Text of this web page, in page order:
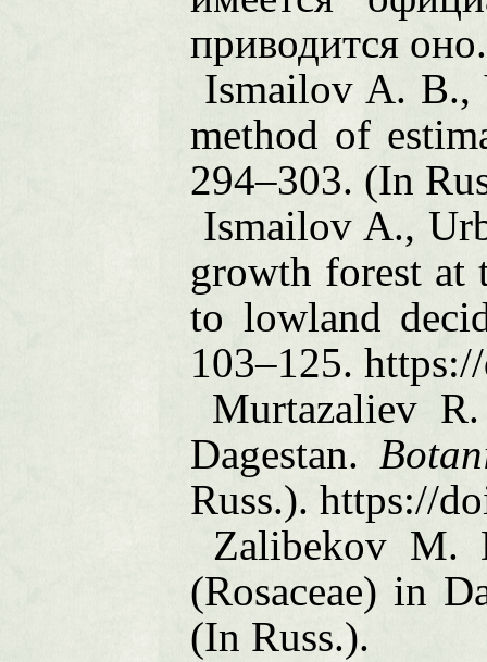
приводится оно.
Ismailov A. B.,
method of
294–303. (In
Ismailov A.,
growth forest at
to lowland
103–125.
Murtazaliev
Dagestan.
Russ.). https://
Zalibekov M.
(Rosaceae) in
(In Russ.).